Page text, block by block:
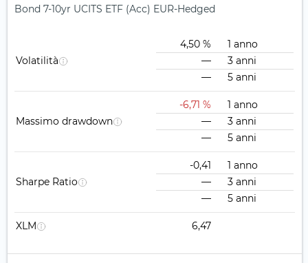
Bond 7-10yr UCITS ETF (Acc) EUR-Hedged
Volatilità
4,50 %
1 anno
—
3 anni
—
5 anni
Massimo drawdown
-6,71 %
1 anno
—
3 anni
—
5 anni
Sharpe Ratio
-0,41
1 anno
—
3 anni
—
5 anni
XLM 6,47